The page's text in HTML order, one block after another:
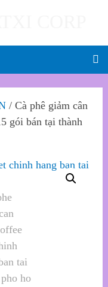
/ Cà phê giảm cân
gói bán tại thành